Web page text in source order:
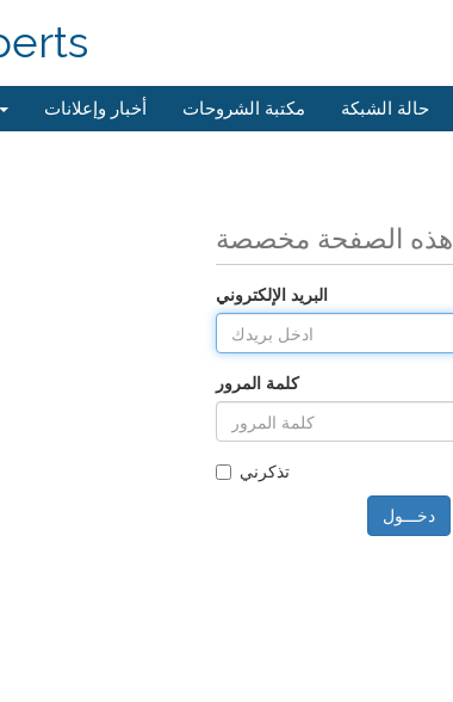
أخبار وإعلانات مكتبة الشروحات حالة الشبكة
هذه الصفحة مخصصة
البريد الإلكتروني
كلمة المرور
تذكرني